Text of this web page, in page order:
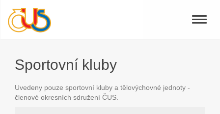
Toggle
Sportovní kluby
Uvedeny pouze sportovní kluby a tělovýchovné jednoty -
členové okresních sdružení ČUS.